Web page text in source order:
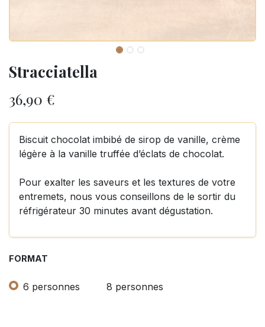
Stracciatella
36,90 €
Biscuit chocolat imbibé de sirop de vanille, crème
légère à la vanille truffée d’éclats de chocolat.
Pour exalter les saveurs et les textures de votre
entremets, nous vous conseillons de le sortir du
réfrigérateur 30 minutes avant dégustation.
FORMAT
6 personnes 8 personnes